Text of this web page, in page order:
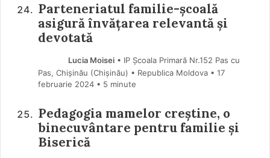
Parteneriatul familie-școală
asigură învățarea relevantă și
devotată
Lucia Moisei• IP Școala Primară Nr.152 Pas cu
Pas, Chișinău (Chişinău) • Republica Moldova
17
februarie 2024 • 5 minute
Pedagogia mamelor creștine, o
binecuvântare pentru familie și
Biserică